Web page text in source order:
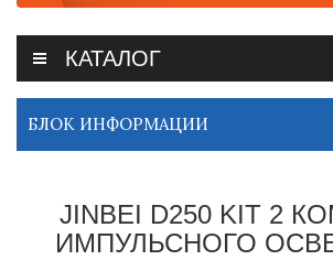
КАТАЛОГ
БЛОК ИНФОРМАЦИИ
JINBEI D250 KIT 2
ИМПУЛЬСНОГО